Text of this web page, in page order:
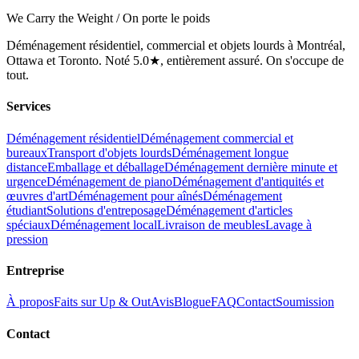
We Carry the Weight / On porte le poids
Déménagement résidentiel, commercial et objets lourds à Montréal,
Ottawa et Toronto. Noté 5.0★, entièrement assuré. On s'occupe de
tout.
Services
Déménagement résidentielDéménagement commercial et
bureauxTransport d'objets lourdsDéménagement longue
distanceEmballage et déballageDéménagement dernière minute et
urgenceDéménagement de pianoDéménagement d'antiquités et
œuvres d'artDéménagement pour aînésDéménagement
étudiantSolutions d'entreposageDéménagement d'articles
spéciauxDéménagement localLivraison de meublesLavage à
pression
Entreprise
À proposFaits sur Up & OutAvisBlogueFAQContactSoumission
Contact